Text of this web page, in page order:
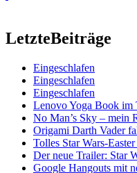
LetzteBeiträge
Eingeschlafen
Eingeschlafen
Eingeschlafen
Lenovo Yoga Book im
No Man’s Sky – mein
Origami Darth Vader
Tolles Star Wars-
Der neue Trailer: Star
Google Hangouts mit